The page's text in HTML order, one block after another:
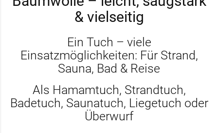
& vielseitig
Ein Tuch – viele
Einsatzmöglichkeiten: Für Strand,
Sauna, Bad & Reise
Als Hamamtuch, Strandtuch,
Badetuch, Saunatuch, Liegetuch oder
Überwurf